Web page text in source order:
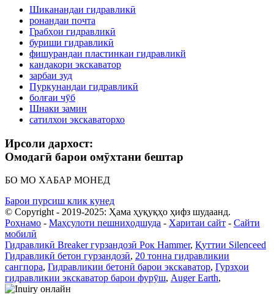
Шиканандаи гидравликӣ
ронандаи почта
Грабҳои гидравликӣ
буриши гидравликӣ
фишурандаи пластинкаи гидравликй
кандакори экскаватор
зарбаи зуд
Пуркунандаи гидравликӣ
болғаи чӯб
Шнаки замин
сатилхои экскаваторхо
Ирсоли дархост:
Омодагӣ барои омӯхтани бештар
БО МО ХАБАР МОНЕД
Барои пурсиш клик кунед
© Copyright - 2019-2025: Ҳама ҳуқуқҳо ҳифз шудаанд.
Роҳнамо - Маҳсулоти пешниҳодшуда - Харитаи сайт - Сайти
мобилӣ
Гидравликӣ Breaker гурзандозӣ Рок Hammer, Қуттии Silenceed
Гидравликӣ бетон гурзандозӣ, 20 тонна гидравликии
сангпора, Гидравликии бетонӣ барои экскаватор, Гурзҳои
гидравликии экскаватор барои фурӯш, Auger Earth,